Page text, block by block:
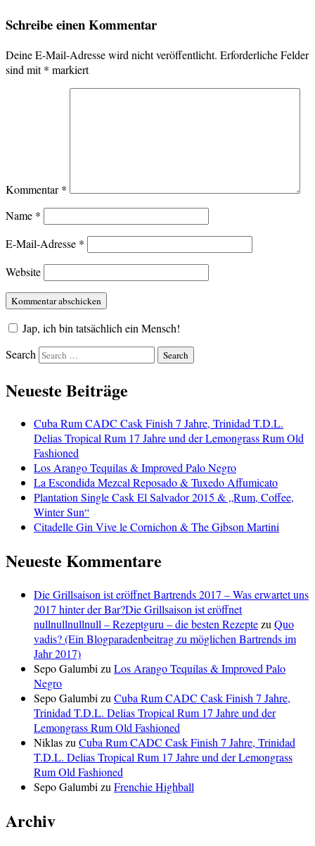
Schreibe einen Kommentar
Deine E-Mail-Adresse wird nicht veröffentlicht. Erforderliche Felder
sind mit* markiert
Kommentar*
Name *
E-Mail-Adresse *
Website
Jap, ich bin tatsächlich ein Mensch!
Search
Neueste Beiträge
Cuba Rum CADC Cask Finish 7 Jahre, Trinidad T.D.L.
Delias Tropical Rum 17 Jahre und der Lemongrass Rum Old
Fashioned
Los Arango Tequilas & Improved Palo Negro
La Escondida Mezcal Reposado & Tuxedo Affumicato
Plantation Single Cask El Salvador 2015 & „Rum, Coffee,
Winter Sun“
Citadelle Gin Vive le Cornichon & The Gibson Martini
Neueste Kommentare
Die Grillsaison ist eröffnet Bartrends 2017 – Was erwartet uns
2017 hinter der Bar?Die Grillsaison ist eröffnet
nullnullnullnull – Rezeptguru – die besten RezeptezuQuo
vadis? (Ein Blogparadenbeitrag zu möglichen Bartrends im
Jahr 2017)
Sepo GalumbizuLos Arango Tequilas & Improved Palo
Negro
Sepo GalumbizuCuba Rum CADC Cask Finish 7 Jahre,
Trinidad T.D.L. Delias Tropical Rum 17 Jahre und der
Lemongrass Rum Old Fashioned
NiklaszuCuba Rum CADC Cask Finish 7 Jahre, Trinidad
T.D.L. Delias Tropical Rum 17 Jahre und der Lemongrass
Rum Old Fashioned
Sepo GalumbizuFrenchie Highball
Archiv